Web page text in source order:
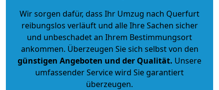
Wir sorgen dafür, dass Ihr Umzug nach Querfurt
reibungslos verläuft und alle Ihre Sachen sicher
und unbeschadet an Ihrem Bestimmungsort
ankommen. Überzeugen Sie sich selbst von den
günstigen Angeboten und der Qualität. Unsere
umfassender Service wird Sie garantiert
überzeugen.